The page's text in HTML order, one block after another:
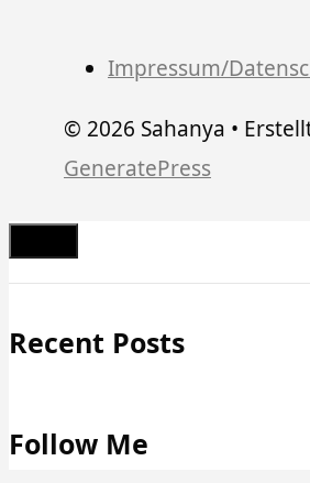
Impressum/
© 2026 Sahanya •
GeneratePress
Schließen
Recent Posts
Follow Me